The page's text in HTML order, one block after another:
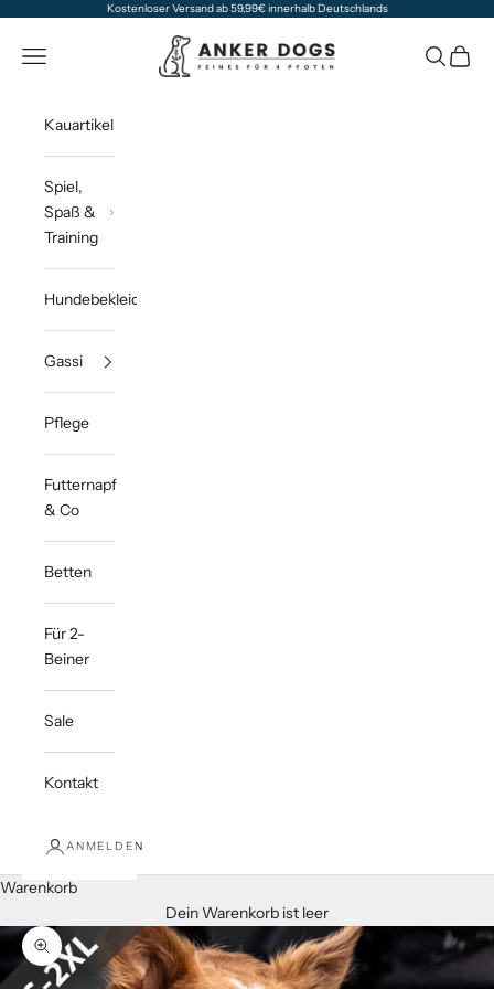
Zum Inhalt springenKostenloser Versand ab 59,99€ innerhalb Deutschlands
Anker Dogs
Navigationsmenü öffnen Suche
Kauartikel
Spiel,
Spaß &
Training
Hundebekleidung
Gassi
Pflege
Futternapf
& Co
Betten
Für 2-
Beiner
Sale
Kontakt
ANMELDEN
Warenkorb
Dein Warenkorb ist leer
Bild vergrößern